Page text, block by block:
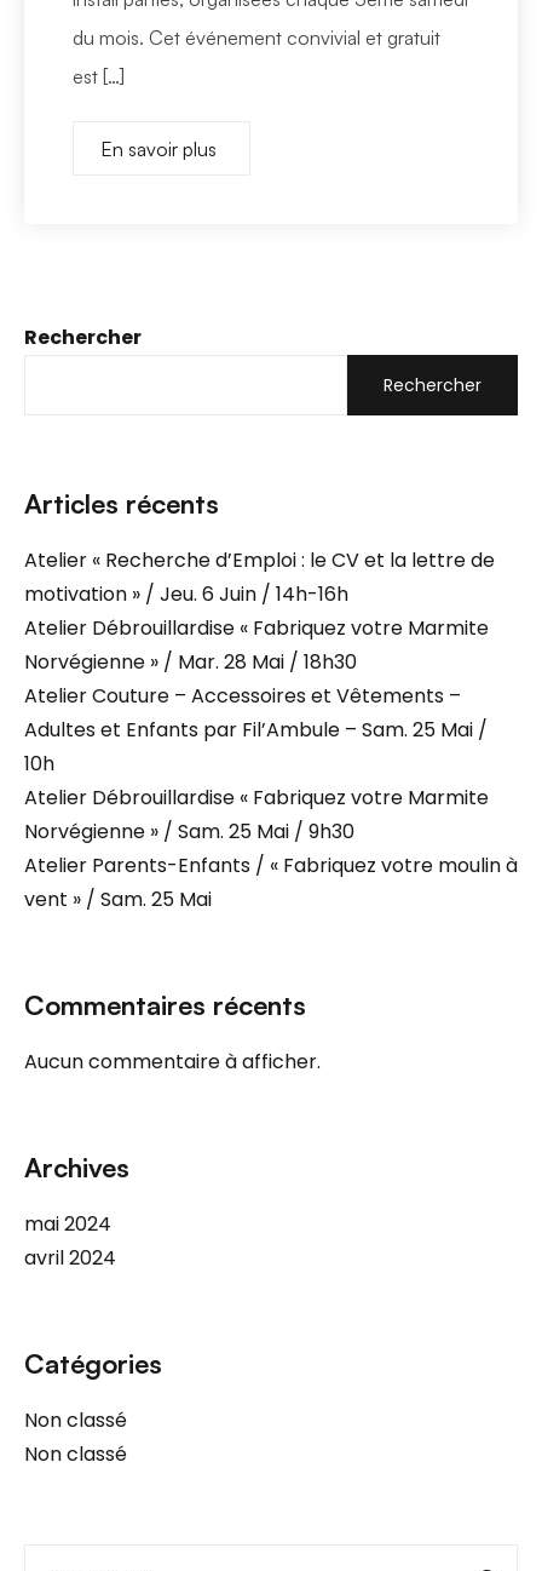
Rechercher
Rechercher
Articles récents
Atelier « Recherche d’Emploi : le CV et la lettre de
motivation » / Jeu. 6 Juin / 14h-16h
Atelier Débrouillardise « Fabriquez votre Marmite
Norvégienne » / Mar. 28 Mai / 18h30
Atelier Couture – Accessoires et Vêtements –
Adultes et Enfants par Fil’Ambule – Sam. 25 Mai /
10h
Atelier Débrouillardise « Fabriquez votre Marmite
Norvégienne » / Sam. 25 Mai / 9h30
Atelier Parents-Enfants / « Fabriquez votre moulin à
vent » / Sam. 25 Mai
Commentaires récents
Aucun commentaire à afficher.
Archives
mai 2024
avril 2024
Catégories
Non classé
Non classé
du mois. Cet événement convivial et gratuit
est […]
En savoir plus